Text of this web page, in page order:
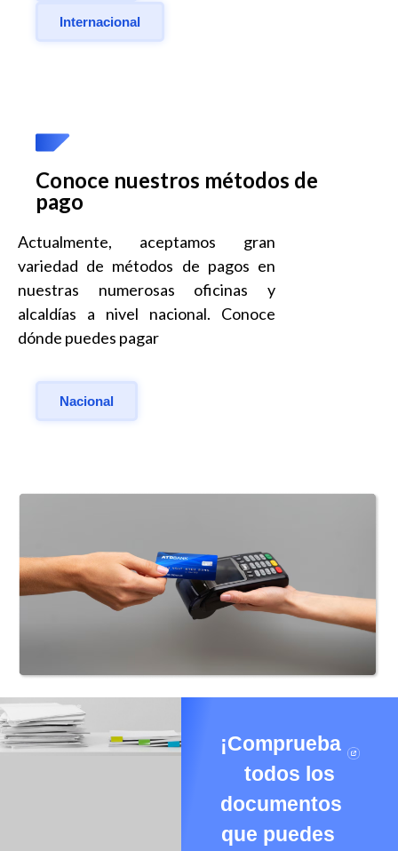
Internacional
Conoce nuestros métodos de
pago
Actualmente, aceptamos gran
variedad de métodos de pagos en
nuestras numerosas oficinas y
alcaldías a nivel nacional. Conoce
dónde puedes pagar
Nacional
¡Comprueba
todos los
documentos
que puedes